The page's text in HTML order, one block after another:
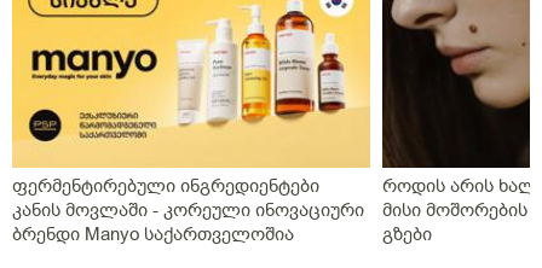
ფერმენტირებული ინგრედიენტები
კანის მოვლაში - კორეული ინოვაციური
ბრენდი Manyo საქართველოშია
როდის არის
მისი მოშორების
გზები